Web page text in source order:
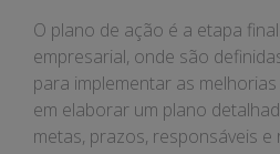
O plano de ação é a etapa
empresarial, onde são
para implementar as
em elaborar um plano
metas, prazos, responsáveis